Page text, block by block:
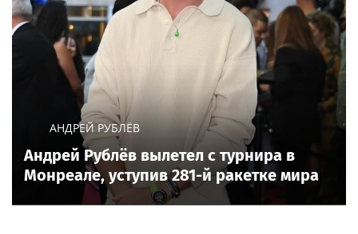
АНДРЕЙ РУБЛЁВ
Андрей Рублёв вылетел с турнира в
Монреале, уступив 281-й ракетке мира